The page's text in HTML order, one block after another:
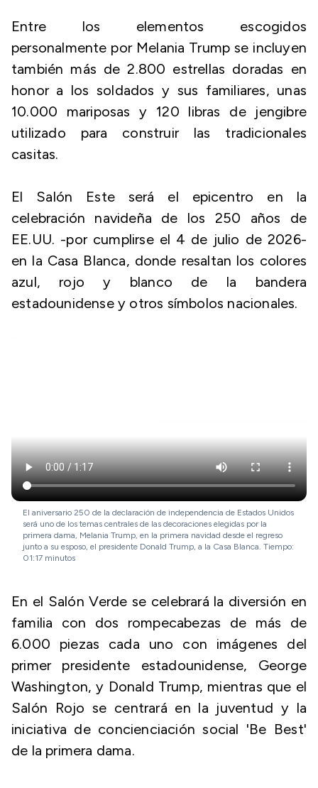
Entre los elementos escogidos
personalmente por Melania Trump se incluyen
también más de 2.800 estrellas doradas en
honor a los soldados y sus familiares, unas
10.000 mariposas y 120 libras de jengibre
utilizado para construir las tradicionales
casitas.
El Salón Este será el epicentro en la
celebración navideña de los 250 años de
EE.UU. -por cumplirse el 4 de julio de 2026-
en la Casa Blanca, donde resaltan los colores
azul, rojo y blanco de la bandera
estadounidense y otros símbolos nacionales.
El aniversario 250 de la declaración de independencia de Estados Unidos
será uno de los temas centrales de las decoraciones elegidas por la
primera dama, Melania Trump, en la primera navidad desde el regreso
junto a su esposo, el presidente Donald Trump, a la Casa Blanca. Tiempo:
01:17 minutos
En el Salón Verde se celebrará la diversión en
familia con dos rompecabezas de más de
6.000 piezas cada uno con imágenes del
primer presidente estadounidense, George
Washington, y Donald Trump, mientras que el
Salón Rojo se centrará en la juventud y la
iniciativa de concienciación social 'Be Best'
de la primera dama.